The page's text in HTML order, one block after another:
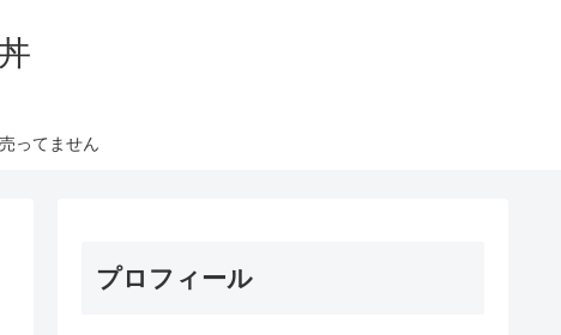
ってません
プロフィール